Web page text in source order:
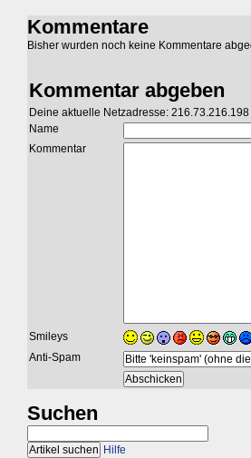
Kommentare
Bisher wurden noch keine Kommentare
Kommentar abgeben
Deine aktuelle Netzadresse: 216.73.216.198
Name
Kommentar
Smileys
Anti-Spam
Suchen
Hilfe